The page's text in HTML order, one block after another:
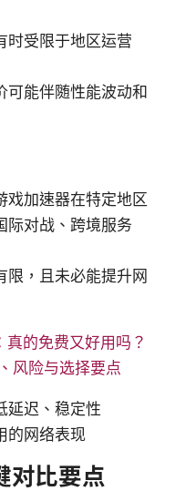
时受限于地区运营
可能伴随性能波动和
戏加速器在特定地区
际对战、跨境服务
限，且未必能提升网
的免费又好用吗？
风险与选择要点
延迟、稳定性
的网络表现
对比要点